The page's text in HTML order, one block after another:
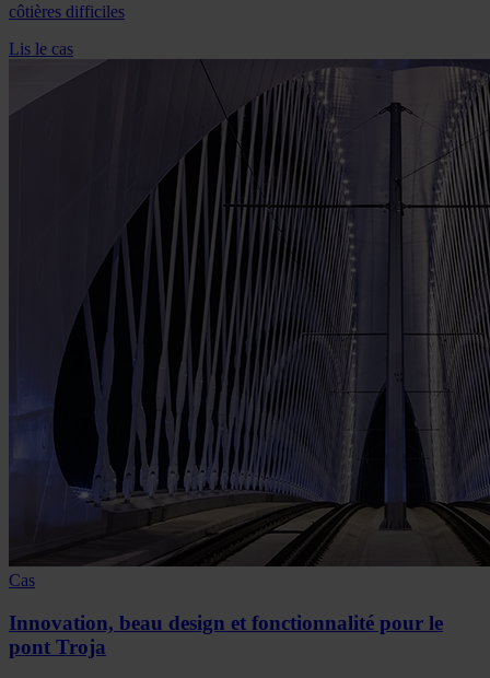
côtières difficiles
Lis le cas
Cas
Innovation, beau design et fonctionnalité pour le
pont Troja